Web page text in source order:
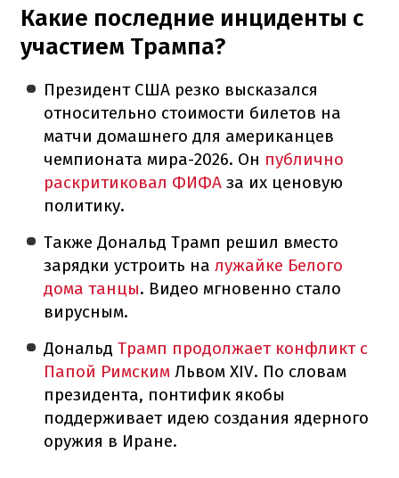
Какие последние инциденты с
участием Трампа?
Президент США резко высказался
относительно стоимости билетов на
матчи домашнего для американцев
чемпионата мира-2026. Он публично
раскритиковал ФИФА за их ценовую
политику.
Также Дональд Трамп решил вместо
зарядки устроить налужайке Белого
дома танцы. Видео мгновенно стало
вирусным.
ДональдТрамп продолжает конфликт с
Папой РимскимЛьвом XIV. По словам
президента, понтифик якобы
поддерживает идею создания ядерного
оружия в Иране.